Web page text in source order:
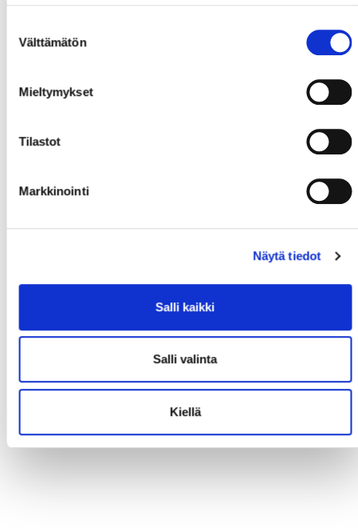
valinta
Välttämätön
Mieltymykset
Tilastot
Markkinointi
Näytä tiedot
Salli kaikki
Salli valinta
Kiellä